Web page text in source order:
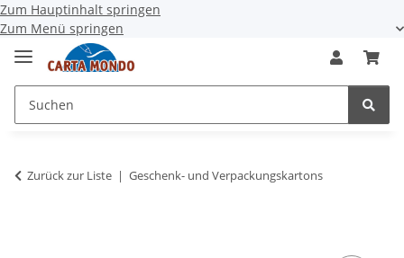
Zum Hauptinhalt springen
Zum Menü springen
Zurück zur Liste Geschenk- und Verpackungskartons